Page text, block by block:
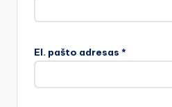
El. pašto adresas *